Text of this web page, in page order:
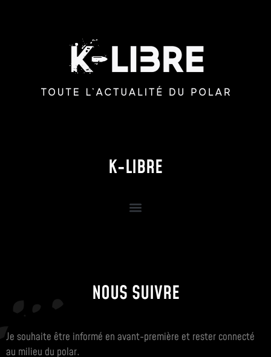
K-LIBRE
NOUS SUIVRE
Je souhaite être informé en avant-première et rester connecté
au milieu du polar.